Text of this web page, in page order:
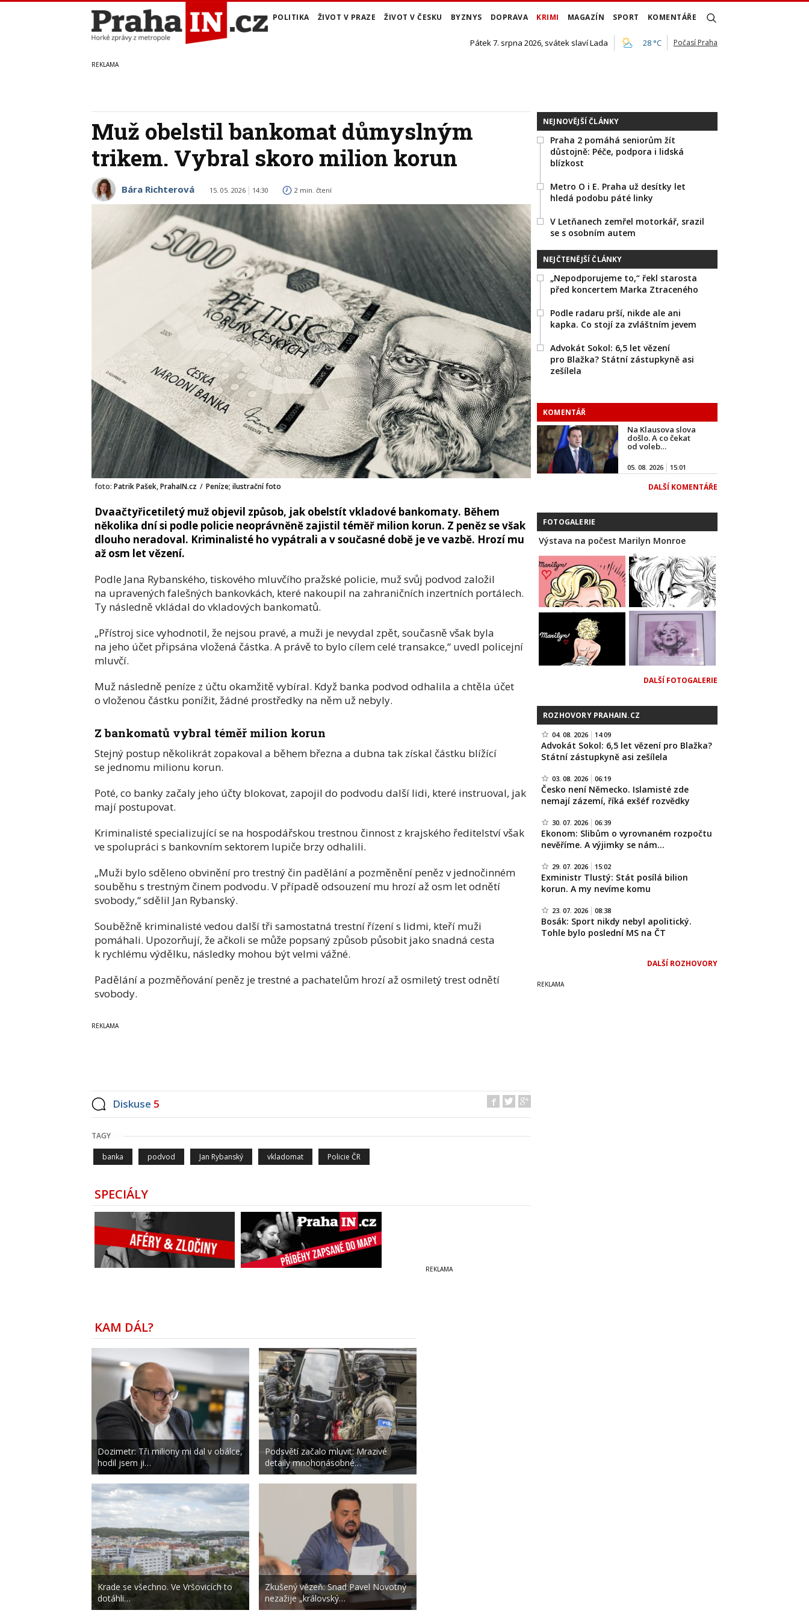
POLITIKA ŽIVOT V PRAZE ŽIVOT V ČESKU BYZNYS DOPRAVA KRIMI MAGAZÍN SPORT KOMENTÁŘE
Pátek 7. srpna 2026, svátek slaví Lada 28 °C Počasí Praha
Muž obelstil bankomat důmyslným
trikem. Vybral skoro milion korun
Bára Richterová 15. 05. 2026 14:30 2 min. čtení
foto: Patrik Pašek, PrahaIN.cz / Peníze; ilustrační foto
Dvaačtyřicetiletý muž objevil způsob, jak obelstít vkladové bankomaty. Během
několika dní si podle policie neoprávněně zajistil téměř milion korun. Z peněz se však
dlouho neradoval. Kriminalisté ho vypátrali a v současné době je ve vazbě. Hrozí mu
až osm let vězení.
Podle Jana Rybanského, tiskového mluvčího pražské policie, muž svůj podvod založil
na upravených falešných bankovkách, které nakoupil na zahraničních inzertních portálech.
Ty následně vkládal do vkladových bankomatů.
„Přístroj sice vyhodnotil, že nejsou pravé, a muži je nevydal zpět, současně však byla
na jeho účet připsána vložená částka. A právě to bylo cílem celé transakce,“ uvedl policejní
mluvčí.
Muž následně peníze z účtu okamžitě vybíral. Když banka podvod odhalila a chtěla účet
o vloženou částku ponížit, žádné prostředky na něm už nebyly.
Z bankomatů vybral téměř milion korun
Stejný postup několikrát zopakoval a během března a dubna tak získal částku blížící
se jednomu milionu korun.
Poté, co banky začaly jeho účty blokovat, zapojil do podvodu další lidi, které instruoval, jak
mají postupovat.
Kriminalisté specializující se na hospodářskou trestnou činnost z krajského ředitelství však
ve spolupráci s bankovním sektorem lupiče brzy odhalili.
„Muži bylo sděleno obvinění pro trestný čin padělání a pozměnění peněz v jednočinném
souběhu s trestným činem podvodu. V případě odsouzení mu hrozí až osm let odnětí
svobody,“ sdělil Jan Rybanský.
Souběžně kriminalisté vedou další tři samostatná trestní řízení s lidmi, kteří muži
pomáhali. Upozorňují, že ačkoli se může popsaný způsob působit jako snadná cesta
k rychlému výdělku, následky mohou být velmi vážné.
Padělání a pozměňování peněz je trestné a pachatelům hrozí až osmiletý trest odnětí
svobody.
Diskuse 5
TAGY
banka podvod Jan Rybanský vkladomat Policie ČR
SPECIÁLY
NEJNOVĚJŠÍ ČLÁNKY
Praha 2 pomáhá seniorům žít
důstojně: Péče, podpora i lidská
blízkost
Metro O i E. Praha už desítky let
hledá podobu páté linky
V Letňanech zemřel motorkář, srazil
se s osobním autem
NEJČTENĚJŠÍ ČLÁNKY
„Nepodporujeme to,“ řekl starosta
před koncertem Marka Ztraceného
Podle radaru prší, nikde ale ani
kapka. Co stojí za zvláštním jevem
Advokát Sokol: 6,5 let vězení
pro Blažka? Státní zástupkyně asi
zešílela
KOMENTÁŘ
Na Klausova slova
došlo. A co čekat
od voleb…
05. 08. 2026 15:01
DALŠÍ KOMENTÁŘE
FOTOGALERIE
Výstava na počest Marilyn Monroe
DALŠÍ FOTOGALERIE
ROZHOVORY PRAHAIN.CZ
04. 08. 2026 14:09
Advokát Sokol: 6,5 let vězení pro Blažka?
Státní zástupkyně asi zešílela
03. 08. 2026 06:19
Česko není Německo. Islamisté zde
nemají zázemí, říká exšéf rozvědky
30. 07. 2026 06:39
Ekonom: Slibům o vyrovnaném rozpočtu
nevěříme. A výjimky se nám…
29. 07. 2026 15:02
Exministr Tlustý: Stát posílá bilion
korun. A my nevíme komu
23. 07. 2026 08:38
Bosák: Sport nikdy nebyl apolitický.
Tohle bylo poslední MS na ČT
DALŠÍ ROZHOVORY
KAM DÁL?
Dozimetr: Tři miliony mi dal v obálce,
hodil jsem ji…
Krade se všechno. Ve Vršovicích to
dotáhli…
Podsvětí začalo mluvit: Mrazivé
detaily mnohonásobné…
Zkušený vězeň: Snad Pavel Novotný
nezažije „královský…